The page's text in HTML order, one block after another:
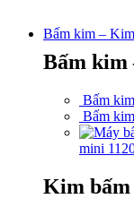
Bấm kim –
Bấm kim
Bấm
Bấm
mini
Kim